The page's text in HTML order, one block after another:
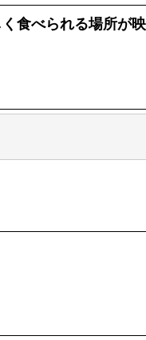
食べられる場所が